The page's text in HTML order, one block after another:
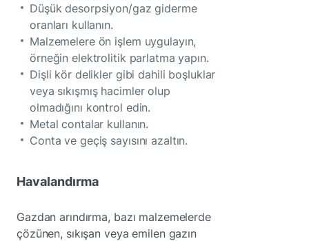
Düşük desorpsiyon/gaz giderme
oranları kullanın.
Malzemelere ön işlem uygulayın,
örneğin elektrolitik parlatma yapın.
Dişli kör delikler gibi dahili boşluklar
veya sıkışmış hacimler olup
olmadığını kontrol edin.
Metal contalar kullanın.
Conta ve geçiş sayısını azaltın.
Havalandırma
Gazdan arındırma, bazı malzemelerde
çözünen, sıkışan veya emilen gazın